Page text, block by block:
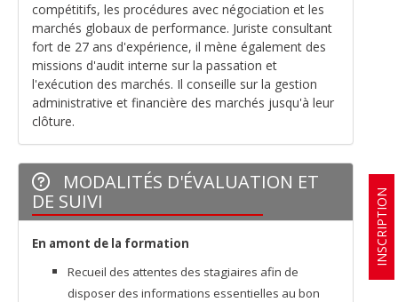
INSCRIPTION
compétitifs, les procédures avec négociation et les
marchés globaux de performance. Juriste consultant
fort de 27 ans d'expérience, il mène également des
missions d'audit interne sur la passation et
l'exécution des marchés. Il conseille sur la gestion
administrative et financière des marchés jusqu'à leur
clôture.
MODALITÉS D'ÉVALUATION ET
DE SUIVI
En amont de la formation
Recueil des attentes des stagiaires afin de
disposer des informations essentielles au bon